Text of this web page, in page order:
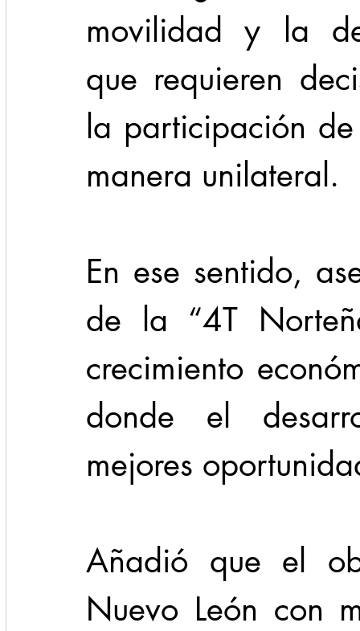
movilidad y la
que requieren
la participación
manera unilateral.
En ese sentido,
de la “4T
crecimiento
donde el
mejores
Añadió que el
Nuevo León con